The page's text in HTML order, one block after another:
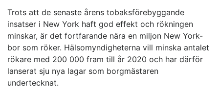
Trots att de senaste årens tobaksförebyggande
insatser i New York haft god effekt och rökningen
minskar, är det fortfarande nära en miljon New York-
bor som röker. Hälsomyndigheterna vill minska antalet
rökare med 200 000 fram till år 2020 och har därför
lanserat sju nya lagar som borgmästaren
undertecknat.